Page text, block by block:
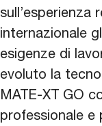
sull’esperienza
internazionale
esigenze di
evoluto la
MATE-XT GO
professionale e